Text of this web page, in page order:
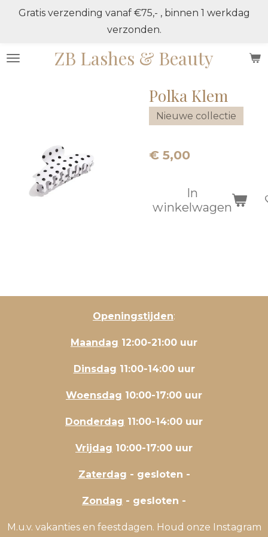
de
ZB Lashes & Beauty
Gratis verzending vanaf €75,- , binnen 1 werkdag
verzonden.
Polka Klem
Nieuwe collectie
€ 5,00
In
winkelwagen
Openingstijden:
Maandag 12:00-21:00 uur
Dinsdag 11:00-14:00 uur
Woensdag 10:00-17:00 uur
Donderdag 11:00-14:00 uur
Vrijdag 10:00-17:00 uur
Zaterdag - gesloten -
Zondag - gesloten -
M.u.v. vakanties en feestdagen. Houd onze Instagram